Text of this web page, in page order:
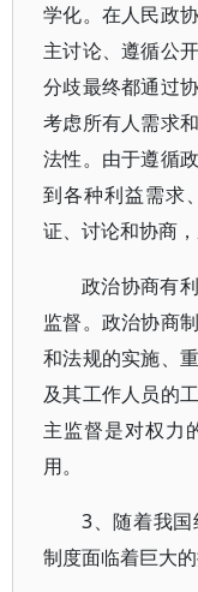
学化。在人民政
主讨论、遵循公
分歧最终都通过
考虑所有人需求
法性。由于遵循
到各种利益需求
证、讨论和协商
政治协商有
监督。政治协商
和法规的实施、
及其工作人员的
主监督是对权力
用。
3、随着我
制度面临着巨大的